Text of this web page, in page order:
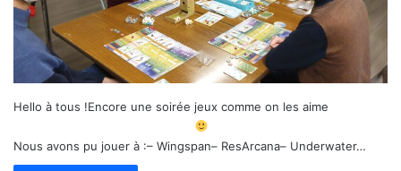
Hello à tous !Encore une soirée jeux comme on les aime
Nous avons pu jouer à :– Wingspan– ResArcana– Underwater…